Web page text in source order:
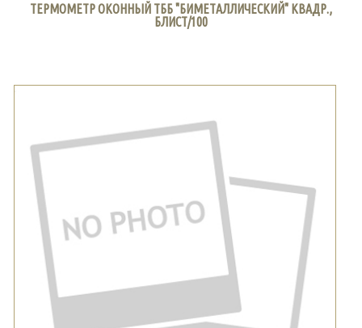
ТЕРМОМЕТР ОКОННЫЙ ТББ "БИМЕТАЛЛИЧЕСКИЙ" КВАДР.,
БЛИСТ/100